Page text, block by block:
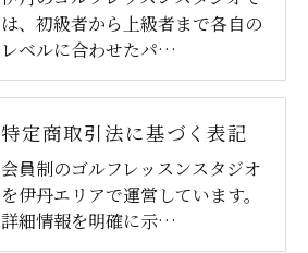
は、初級者から上級者まで各自の
レベルに合わせたパ…
特定商取引法に基づく表記
会員制のゴルフレッスンスタジオ
を伊丹エリアで運営しています。
詳細情報を明確に示…